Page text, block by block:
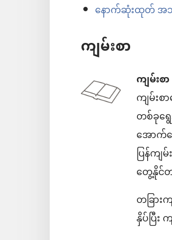
နောက်ဆုံးထုတ် အသွ
ကျမ်းစာ
ကျမ်းစာ
ကျမ်း
တစ်ခုရွ
အောက်
ပြန်ကျ
တွေ့နိုင်
တခြာ
နှိပ်ပြီး